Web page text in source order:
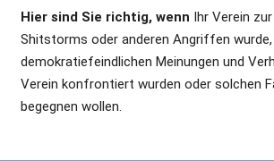
Hier sind Sie richtig, wenn Ihr Verein
Shitstorms oder anderen Angriffen
demokratiefeindlichen Meinungen und
Verein konfrontiert wurden oder solchen
begegnen wollen.